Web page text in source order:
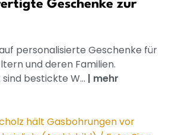
Geschenke zur
personalisierte Geschenke für
und deren Familien.
bestickte W... | mehr